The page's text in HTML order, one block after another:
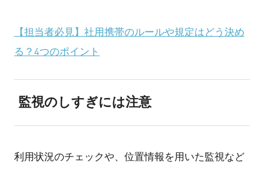
【担当者必見】社用携帯のルールや規定はどう決め
る？4つのポイント
監視のしすぎには注意
利用状況のチェックや、位置情報を用いた監視など